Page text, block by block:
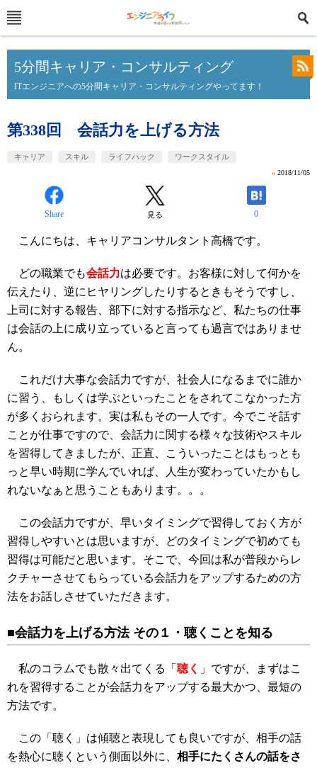
5分間キャリア・コンサルティング
ITエンジニアへの5分間キャリア・コンサルティングやってます！
第338回 会話力を上げる方法
キャリア スキル ライフハック ワークスタイル
» 2018/11/05
Share 見る 0
こんにちは、キャリアコンサルタント高橋です。
どの職業でも会話力は必要です。お客様に対して何かを
伝えたり、逆にヒヤリングしたりするときもそうですし、
上司に対する報告、部下に対する指示など、私たちの仕事
は会話の上に成り立っていると言っても過言ではありませ
ん。
これだけ大事な会話力ですが、社会人になるまでに誰か
に習う、もしくは学ぶといったことをされてこなかった方
が多くおられます。実は私もその一人です。今でこそ話す
ことが仕事ですので、会話力に関する様々な技術やスキル
を習得してきましたが、正直、こういったことはもっとも
っと早い時期に学んでいれば、人生が変わっていたかもし
れないなぁと思うこともあります。。。
この会話力ですが、早いタイミングで習得しておく方が
習得しやすいとは思いますが、どのタイミングで初めても
習得は可能だと思います。そこで、今回は私が普段からレ
クチャーさせてもらっている会話力をアップするための方
法をお話しさせていただきます。
■会話力を上げる方法 その１・聴くことを知る
私のコラムでも散々出てくる「 聴く 」ですが、まずはこ
れを習得することが会話力をアップする最大かつ、最短の
方法です。
この「聴く」は傾聴と表現しても良いですが、相手の話
を熱心に聴くという側面以外に、 相手にたくさんの話をさ